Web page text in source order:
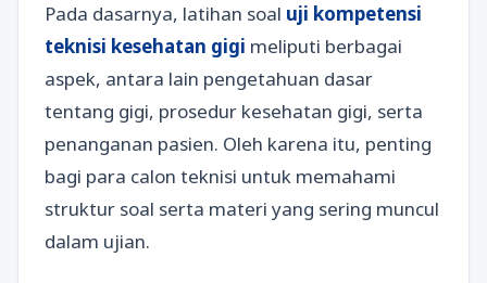
Pada dasarnya, latihan soal uji kompetensi
teknisi kesehatan gigi meliputi berbagai
aspek, antara lain pengetahuan dasar
tentang gigi, prosedur kesehatan gigi, serta
penanganan pasien. Oleh karena itu, penting
bagi para calon teknisi untuk memahami
struktur soal serta materi yang sering muncul
dalam ujian.